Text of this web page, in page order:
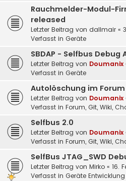
Rauchmelder-Modul-
released
Letzter Beitrag von dallmair «
Verfasst in Geräte
SBDAP - Selfbus Debug
Letzter Beitrag von Doumanix
Verfasst in Geräte
Autolöschung im
Letzter Beitrag von Doumanix
Verfasst in Forum, Git, Wiki,
Selfbus 2.0
Letzter Beitrag von Doumanix
Verfasst in Forum, Git, Wiki,
SelfBus JTAG_SWD
Letzter Beitrag von Mirko « 16.
Verfasst in Geräte Entwicklung